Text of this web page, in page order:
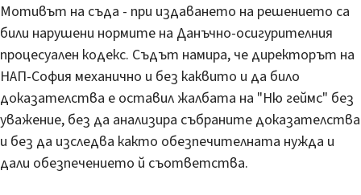
Мотивът на съда - при издаването на решението са
били нарушени нормите на Данъчно-осигурителния
процесуален кодекс. Съдът намира, че директорът на
НАП-София механично и без каквито и да било
доказателства е оставил жалбата на "Ню геймс" без
уважение, без да анализира събраните доказателства
и без да изследва както обезпечителната нужда и
дали обезпечението й съответства.